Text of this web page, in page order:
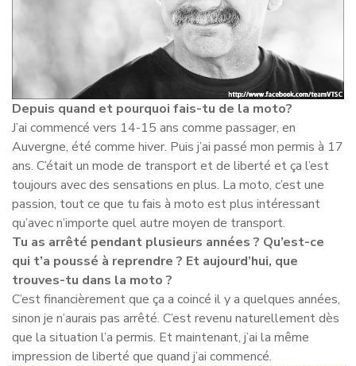
Depuis quand et pourquoi fais-tu de la moto?
J’ai commencé vers 14-15 ans comme passager, en
Auvergne, été comme hiver. Puis j’ai passé mon permis à 17
ans. C’était un mode de transport et de liberté et ça l’est
toujours avec des sensations en plus. La moto, c’est une
passion, tout ce que tu fais à moto est plus intéressant
qu’avec n’importe quel autre moyen de transport.
Tu as arrêté pendant plusieurs années ? Qu’est-ce
qui t’a poussé à reprendre ? Et aujourd’hui, que
trouves-tu dans la moto ?
C’est financièrement que ça a coincé il y a quelques années,
sinon je n’aurais pas arrêté. C’est revenu naturellement dès
que la situation l’a permis. Et maintenant, j’ai la même
impression de liberté que quand j’ai commencé.